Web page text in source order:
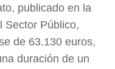
publicado en la
Sector Público,
de 63.130 euros,
duración de un